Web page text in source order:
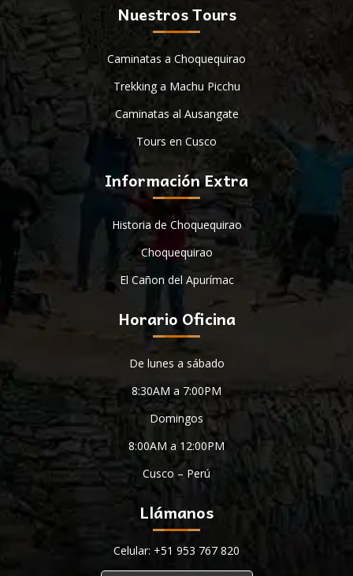
Nuestros Tours
Caminatas a Choquequirao
Trekking a Machu Picchu
Caminatas al Ausangate
Tours en Cusco
Información Extra
Historia de Choquequirao
Choquequirao
El Cañon del Apurímac
Horario Oficina
De lunes a sábado
8:30AM a 7:00PM
Domingos
8:00AM a 12:00PM
Cusco – Perú
Llámanos
Celular: +51 953 767 820